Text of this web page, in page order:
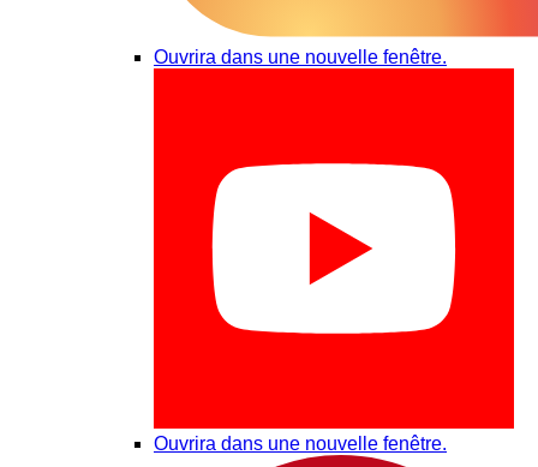
Ouvrira dans une nouvelle fenêtre.
Ouvrira dans une nouvelle fenêtre.